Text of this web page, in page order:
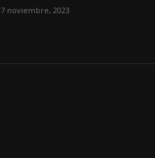
7 noviembre, 2023